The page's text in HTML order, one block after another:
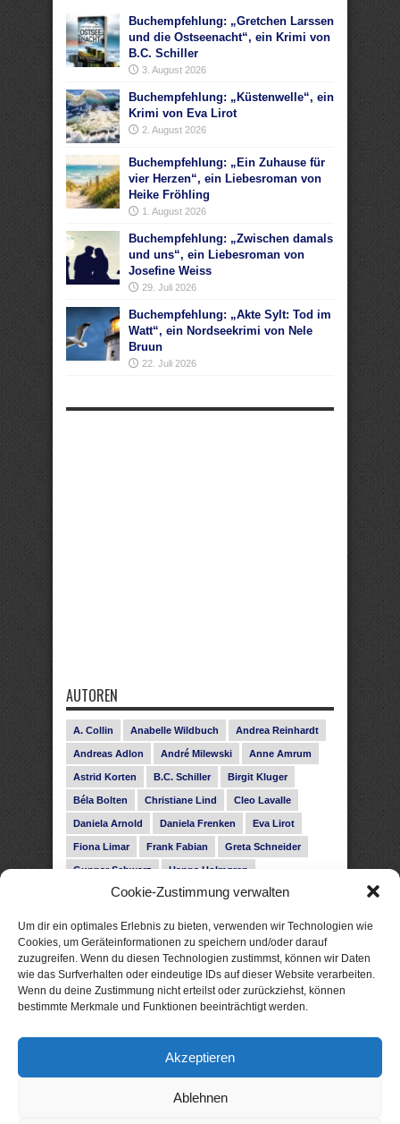
Cookie-Zustimmung verwalten
Um dir ein optimales Erlebnis zu bieten, verwenden wir Technologien wie
Cookies, um Geräteinformationen zu speichern und/oder darauf
zuzugreifen. Wenn du diesen Technologien zustimmst, können wir Daten
wie das Surfverhalten oder eindeutige IDs auf dieser Website verarbeiten.
Wenn du deine Zustimmung nicht erteilst oder zurückziehst, können
bestimmte Merkmale und Funktionen beeinträchtigt werden.
Akzeptieren
Ablehnen
Buchempfehlung: „Gretchen Larssen
und die Ostseenacht“, ein Krimi von
B.C. Schiller
3. August 2026
Buchempfehlung: „Küstenwelle“, ein
Krimi von Eva Lirot
2. August 2026
Buchempfehlung: „Ein Zuhause für
vier Herzen“, ein Liebesroman von
Heike Fröhling
1. August 2026
Buchempfehlung: „Zwischen damals
und uns“, ein Liebesroman von
Josefine Weiss
29. Juli 2026
Buchempfehlung: „Akte Sylt: Tod im
Watt“, ein Nordseekrimi von Nele
Bruun
22. Juli 2026
AUTOREN
A. Collin Anabelle Wildbuch Andrea Reinhardt
Andreas Adlon André Milewski Anne Amrum
Astrid Korten B.C. Schiller Birgit Kluger
Béla Bolten Christiane Lind Cleo Lavalle
Daniela Arnold Daniela Frenken Eva Lirot
Fiona Limar Frank Fabian Greta Schneider
Gunnar Schwarz Hanna Holmgren
Heike Fröhling Ina Glahe Ivo Pala J. Vellguth
Leonie Haubrich Lilly Labord Livia Pipes
Malin Blunk Marcus Hünnebeck Martin Krist
Melisa Schwermer Nele Bruun Nika Lubitsch
Noah Fitz Nora Amelie René Junge
Subina Giuletti